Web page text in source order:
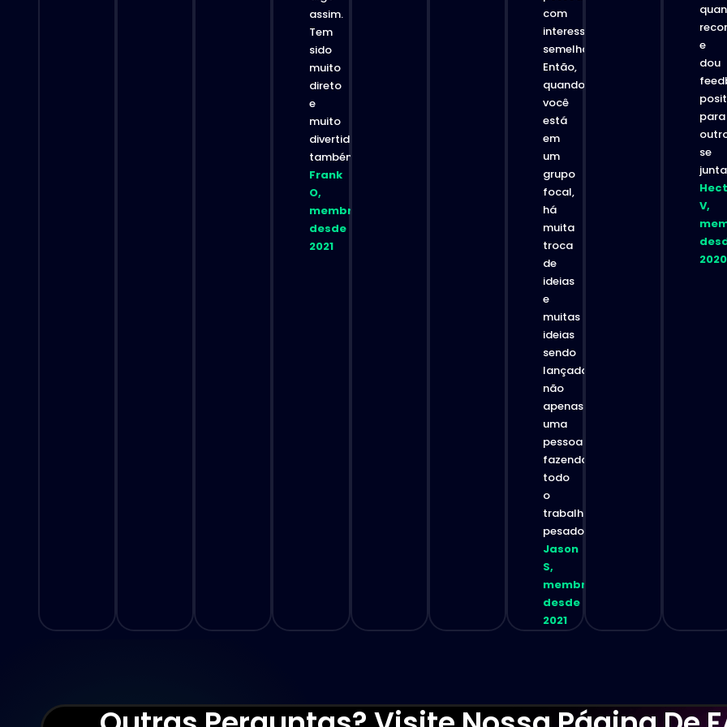
assim.
Tem
sido
muito
direto
e
muito
divertido
também.”
Frank
O,
membro
desde
2021
com
interesses
semelhantes.
Então,
quando
você
está
em
um
grupo
focal,
há
muita
troca
de
ideias
e
muitas
ideias
sendo
lançadas,
não
apenas
uma
pessoa
fazendo
todo
o
trabalho
pesado.”
Jason
S,
membro
desde
2021
e
dou
para
se
V,
2020